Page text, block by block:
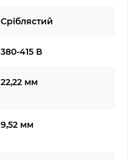
Сріблястий
380-415 В
22,22 мм
9,52 мм